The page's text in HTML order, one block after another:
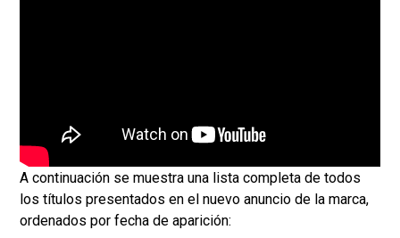
A continuación se muestra una lista completa de todos
los títulos presentados en el nuevo anuncio de la marca,
ordenados por fecha de aparición: